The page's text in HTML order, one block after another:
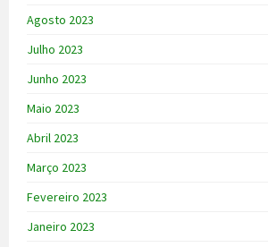
Agosto 2023
Julho 2023
Junho 2023
Maio 2023
Abril 2023
Março 2023
Fevereiro 2023
Janeiro 2023